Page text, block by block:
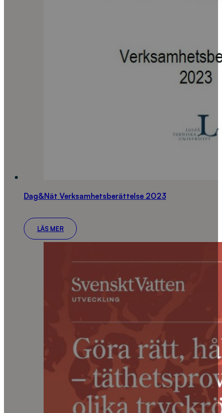
Dag&Nät Verksamhetsberättelse 2023
LÄS MER